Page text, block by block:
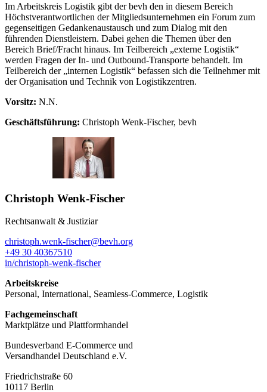
Im Arbeitskreis Logistik gibt der bevh den in diesem Bereich
Höchstverantwortlichen der Mitgliedsunternehmen ein Forum zum
gegenseitigen Gedankenaustausch und zum Dialog mit den
führenden Dienstleistern. Dabei gehen die Themen über den
Bereich Brief/Fracht hinaus. Im Teilbereich „externe Logistik“
werden Fragen der In- und Outbound-Transporte behandelt. Im
Teilbereich der „internen Logistik“ befassen sich die Teilnehmer mit
der Organisation und Technik von Logistikzentren.
Vorsitz: N.N.
Geschäftsführung: Christoph Wenk-Fischer, bevh
Christoph Wenk-Fischer
Rechtsanwalt & Justiziar
christoph.wenk-fischer@bevh.org
+49 30 40367510
in/christoph-wenk-fischer
Arbeitskreise
Personal, International, Seamless-Commerce, Logistik
Fachgemeinschaft
Marktplätze und Plattformhandel
Bundesverband E-Commerce und
Versandhandel Deutschland e.V.
Friedrichstraße 60
10117 Berlin